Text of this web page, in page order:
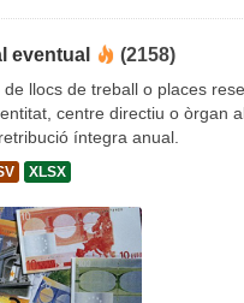
eventual (2158)
de llocs de treball o places
centre directiu o òrgan
íntegra anual.
XLSX